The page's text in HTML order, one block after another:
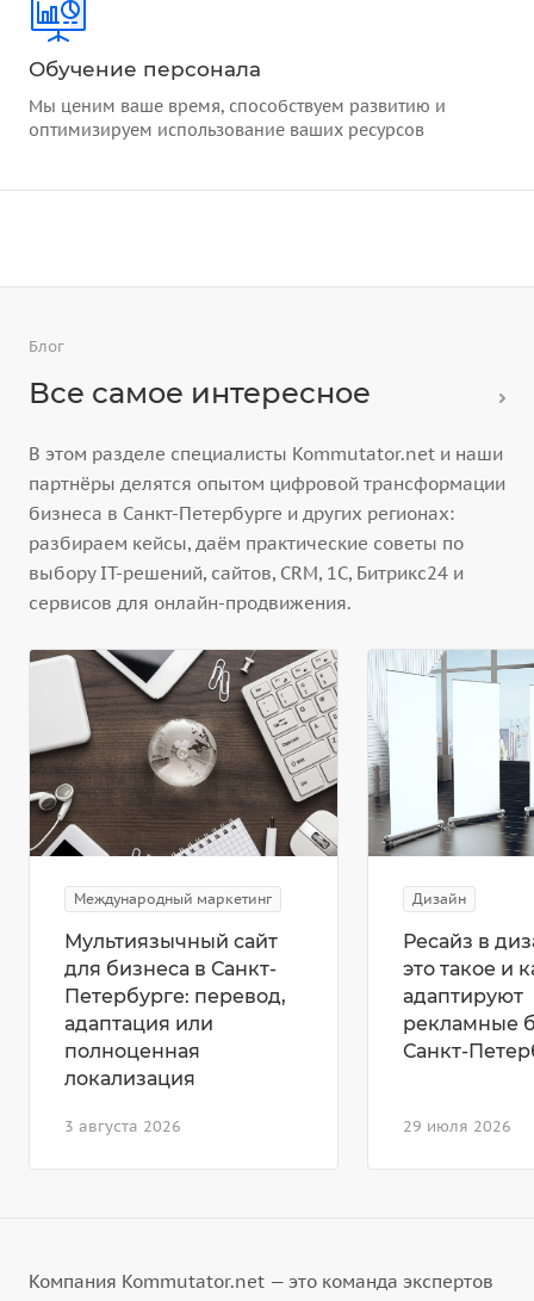
Обучение персонала
Мы ценим ваше время, способствуем развитию и
оптимизируем использование ваших ресурсов
Блог
Все самое интересное
В этом разделе специалисты Kommutator.net и наши
партнёры делятся опытом цифровой трансформации
бизнеса в Санкт-Петербурге и других регионах:
разбираем кейсы, даём практические советы по
выбору IT-решений, сайтов, CRM, 1С, Битрикс24 и
сервисов для онлайн-продвижения.
Международный маркетинг
3 августа 2026
Мультиязычный сайт
для бизнеса в Санкт-
Петербурге: перевод,
адаптация или
полноценная
локализация
Дизайн
29 июля 2026
Ресайз в
это такое и
адаптируют
рекламные
Санкт-
Компания Kommutator.net — это команда экспертов